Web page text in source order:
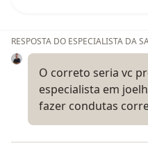
RESPOSTA DO ESPECIALISTA DA
O correto seria vc
especialista em
fazer condutas